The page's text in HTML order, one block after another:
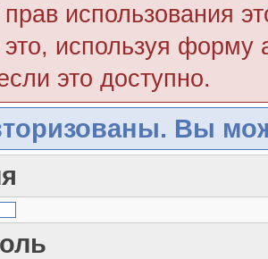
прав использования
используя форму
это доступно.
Вы